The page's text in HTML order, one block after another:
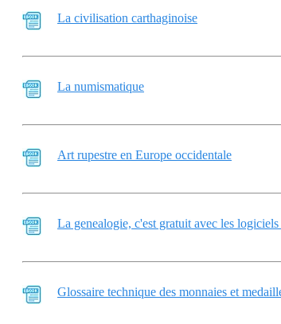
La civilisation carthaginoise
La numismatique
Art rupestre en Europe occidentale
La genealogie, c'est gratuit avec les
Glossaire technique des monnaies et